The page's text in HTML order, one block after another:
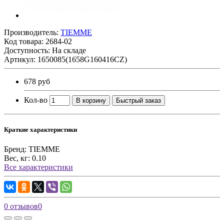
Производитель: TIEMME
Код товара: 2684-02
Доступность: На складе
Артикул: 1650085(1658G160416CZ)
678 руб
Кол-во В корзину Быстрый заказ
Краткие характеристики
Бренд: TIEMME
Вес, кг: 0.10
Все характеристики
0 отзывов0